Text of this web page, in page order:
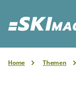
Home Themen